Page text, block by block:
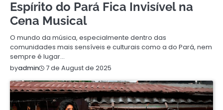
Espírito do Pará Fica Invisível na
Cena Musical
O mundo da música, especialmente dentro das
comunidades mais sensíveis e culturais como a do Pará, nem
sempre é lugar…
byadmin 7 de August de 2025